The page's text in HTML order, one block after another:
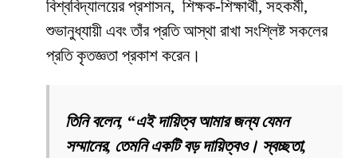
বিশ্ববিদ্যালয়ের প্রশাসন, শিক্ষক-শিক্ষার্থী, সহকর্মী,
শুভানুধ্যায়ী এবং তাঁর প্রতি আস্থা রাখা সংশ্লিষ্ট সকলের
প্রতি কৃতজ্ঞতা প্রকাশ করেন।
তিনি বলেন, “এই দায়িত্ব আমার জন্য যেমন
সম্মানের, তেমনি একটি বড় দায়িত্বও। স্বচ্ছতা,